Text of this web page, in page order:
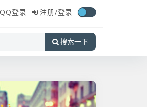
QQ登录 注册/登录
搜索一下